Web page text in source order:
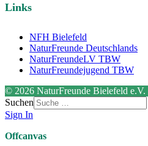
Links
NFH Bielefeld
NaturFreunde Deutschlands
NaturFreundeLV TBW
NaturFreundejugend TBW
© 2026 NaturFreunde Bielefeld e.V.
Suchen
Sign In
Offcanvas